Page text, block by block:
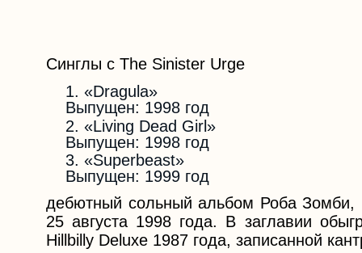
Синглы с The Sinister Urge
«Dragula»
Выпущен: 1998 год
«Living Dead Girl»
Выпущен: 1998 год
«Superbeast»
Выпущен: 1999 год
дебютный сольный альбом Роба
25 августа 1998 года. В заглавии
Hillbilly Deluxe 1987 года, записанной